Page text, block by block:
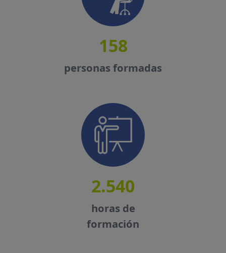
158
personas formadas
2.540
horas de
formación